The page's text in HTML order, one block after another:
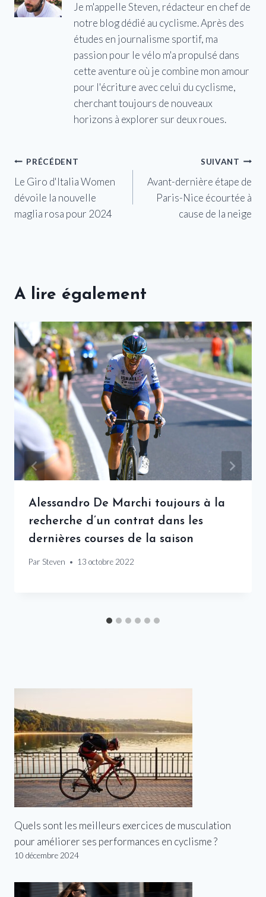
Je m'appelle Steven, rédacteur en chef de
notre blog dédié au cyclisme. Après des
études en journalisme sportif, ma
passion pour le vélo m'a propulsé dans
cette aventure où je combine mon amour
pour l'écriture avec celui du cyclisme,
cherchant toujours de nouveaux
horizons à explorer sur deux roues.
Navigation
de
l’article
PRÉCÉDENT
Le Giro d'Italia Women
dévoile la nouvelle
maglia rosa pour 2024
SUIVANT
Avant-dernière étape de
Paris-Nice écourtée à
cause de la neige
A lire également
Alessandro De Marchi toujours à la
recherche d’un contrat dans les
dernières courses de la saison
Par Steven 13 octobre 2022
Quels sont les meilleurs exercices de musculation
pour améliorer ses performances en cyclisme ?
10 décembre 2024